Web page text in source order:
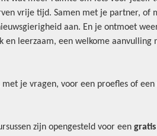
vrije tijd. Samen met je partner, of
aan. En je ontmoet
leerzaam, een welkome aanvulling
je vragen, voor een proefles of
zijn opengesteld voor een